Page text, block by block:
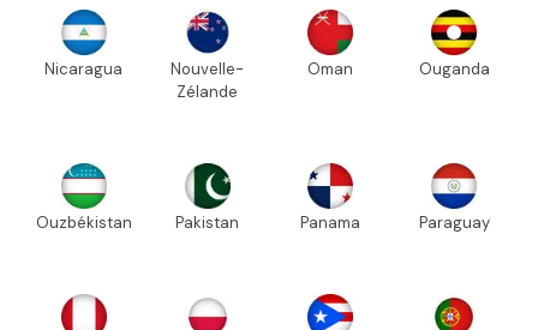
Nicaragua
Nouvelle-
Zélande
Oman Ouganda
Ouzbékistan Pakistan Panama Paraguay